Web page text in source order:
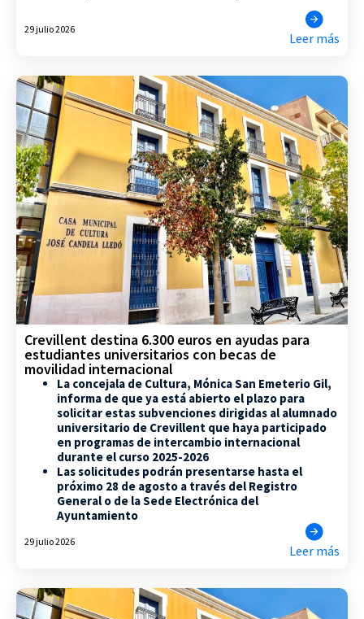
29 julio 2026
Leer más
Crevillent destina 6.300 euros en ayudas para
estudiantes universitarios con becas de
movilidad internacional
La concejala de Cultura, Mónica San Emeterio Gil,
informa de que ya está abierto el plazo para
solicitar estas subvenciones dirigidas al alumnado
universitario de Crevillent que haya participado
en programas de intercambio internacional
durante el curso 2025-2026
Las solicitudes podrán presentarse hasta el
próximo 28 de agosto a través del Registro
General o de la Sede Electrónica del
Ayuntamiento
29 julio 2026
Leer más